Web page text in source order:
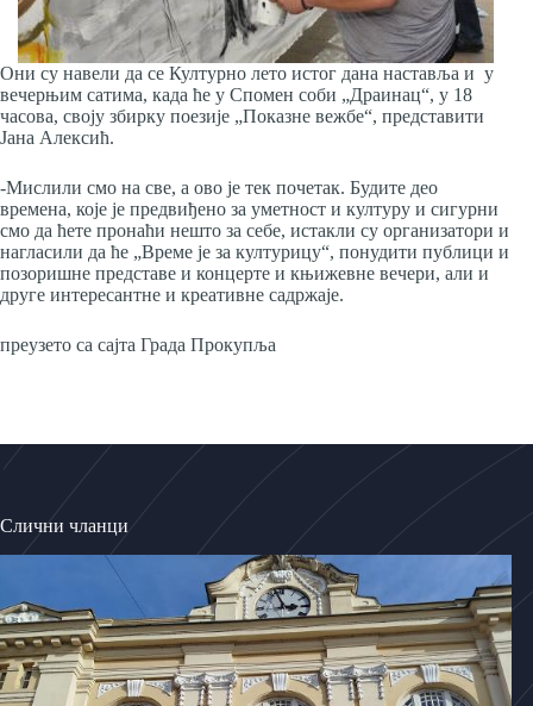
Они су навели да се Културно лето истог дана наставља и у
вечерњим сатима, када ће у Спомен соби „Драинац“, у 18
часова, своју збирку поезије „Показне вежбе“, представити
Јана Алексић.
-Мислили смо на све, а ово је тек почетак. Будите део
времена, које је предвиђено за уметност и културу и сигурни
смо да ћете пронаћи нешто за себе, истакли су организатори и
нагласили да ће „Време је за културицу“, понудити публици и
позоришне представе и концерте и књижевне вечери, али и
друге интересантне и креативне садржаје.
преузето са сајта Града Прокупља
Слични чланци